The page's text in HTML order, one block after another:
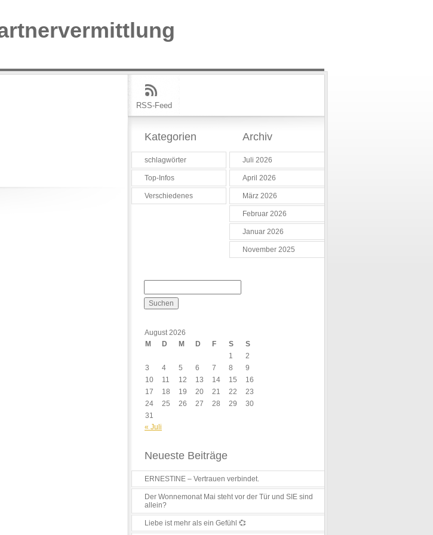
RSS-Feed
Kategorien
schlagwörter
Top-Infos
Verschiedenes
Archiv
Juli 2026
April 2026
März 2026
Februar 2026
Januar 2026
November 2025
August 2026
M
D M D F S
S
1
2
3
4 5 6 7 8
9
10
11 12 13 14 15
16
17
18 19 20 21 22
23
24
25 26 27 28 29
30
31
« Juli
Neueste Beiträge
ERNESTINE – Vertrauen verbindet.
Der Wonnemonat Mai steht vor der Tür und SIE sind
allein?
Liebe ist mehr als ein Gefühl 💞